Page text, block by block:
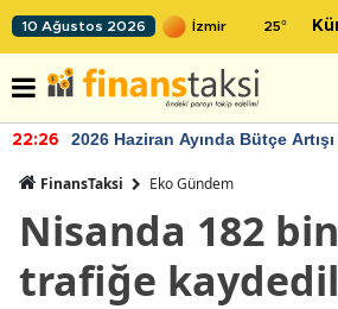
10 Ağustos 2026 25°
22:26 2026 Haziran Ayında Bütçe Artışı
FinansTaksi Eko Gündem
Nisanda 182
trafiğe